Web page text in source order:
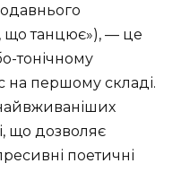
що танцює»), — це
тонічному
на першому складі.
що дозволяє
поетичні